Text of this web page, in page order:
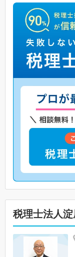
税理士法人